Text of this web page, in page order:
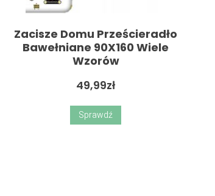
Zacisze Domu Prześcieradło
Bawełniane 90X160 Wiele
Wzorów
49,99zł
Sprawdź